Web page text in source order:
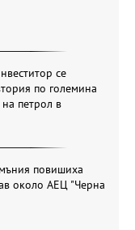
се
по големина
петрол в
повишиха
около АЕЦ "Черна